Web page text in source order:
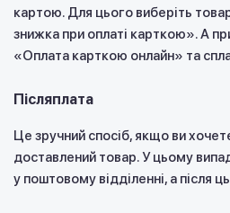
картою. Для цього виберіть
знижка при оплаті карткою». А
«Оплата карткою онлайн» та
Післяплата
Це зручний спосіб, якщо ви
доставлений товар. У цьому
у поштовому відділенні, а після